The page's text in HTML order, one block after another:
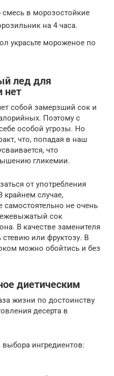
смесь в морозостойкие
на 4 часа.
украсьте мороженое по
лед для
нет
собой замерзший сок и
Поэтому с
особой угрозы. Но
что, попадая в наш
что
гликемии.
от употребления
крайнем случае,
самостоятельно не очень
сок
В качестве заменителя
или фруктозу. В
можно обойтись и без
диетическим
жизни по достоинству
десерта в
ингредиентов: